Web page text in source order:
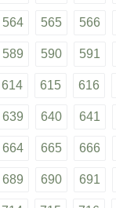
564 565 566
589 590 591
614 615 616
639 640 641
664 665 666
689 690 691